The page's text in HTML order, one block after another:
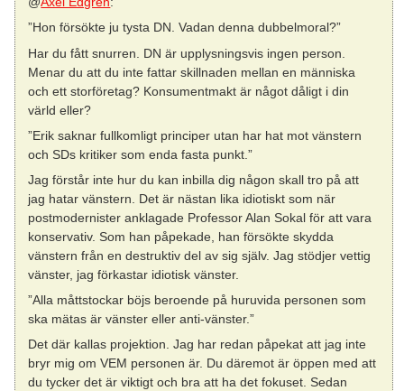
”Hon försökte ju tysta DN. Vadan denna dubbelmoral?”
Har du fått snurren. DN är upplysningsvis ingen person.
Menar du att du inte fattar skillnaden mellan en människa
och ett storföretag? Konsumentmakt är något dåligt i din
värld eller?
”Erik saknar fullkomligt principer utan har hat mot vänstern
och SDs kritiker som enda fasta punkt.”
Jag förstår inte hur du kan inbilla dig någon skall tro på att
jag hatar vänstern. Det är nästan lika idiotiskt som när
postmodernister anklagade Professor Alan Sokal för att vara
konservativ. Som han påpekade, han försökte skydda
vänstern från en destruktiv del av sig själv. Jag stödjer vettig
vänster, jag förkastar idiotisk vänster.
”Alla måttstockar böjs beroende på huruvida personen som
ska mätas är vänster eller anti-vänster.”
Det där kallas projektion. Jag har redan påpekat att jag inte
bryr mig om VEM personen är. Du däremot är öppen med att
du tycker det är viktigt och bra att ha det fokuset. Sedan